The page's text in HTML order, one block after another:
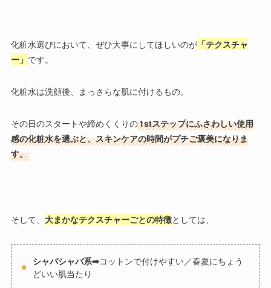
化粧水選びにおいて、ぜひ大事にしてほしいのが「テクスチャ
ー」 です。
化粧水は洗顔後、まっさらな肌に付けるもの。
その日のスタートや締めくくりの1stステップにふさわしい使用
感の化粧水を選ぶと、スキンケアの時間がプチご褒美になりま
す。
そして、 大まかなテクスチャーごとの特徴としては、
シャバシャバ系➡コットンで付けやすい／春夏にちょう
どいい肌当たり